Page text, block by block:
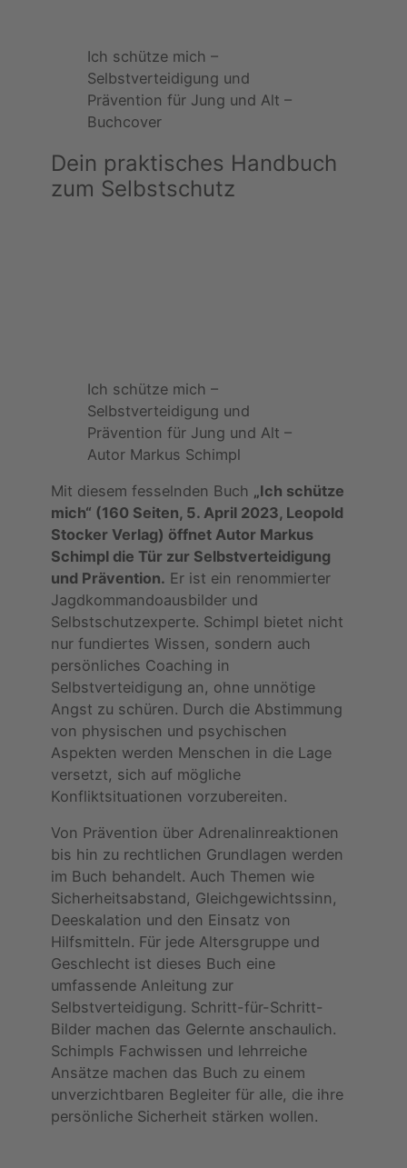
Ich schütze mich –
Selbstverteidigung und
Prävention für Jung und Alt –
Buchcover
Dein praktisches Handbuch
zum Selbstschutz
Ich schütze mich –
Selbstverteidigung und
Prävention für Jung und Alt –
Autor Markus Schimpl
Mit diesem fesselnden Buch „Ich schütze
mich“ (160 Seiten, 5. April 2023, Leopold
Stocker Verlag) öffnet Autor Markus
Schimpl die Tür zur Selbstverteidigung
und Prävention. Er ist ein renommierter
Jagdkommandoausbilder und
Selbstschutzexperte. Schimpl bietet nicht
nur fundiertes Wissen, sondern auch
persönliches Coaching in
Selbstverteidigung an, ohne unnötige
Angst zu schüren. Durch die Abstimmung
von physischen und psychischen
Aspekten werden Menschen in die Lage
versetzt, sich auf mögliche
Konfliktsituationen vorzubereiten.
Von Prävention über Adrenalinreaktionen
bis hin zu rechtlichen Grundlagen werden
im Buch behandelt. Auch Themen wie
Sicherheitsabstand, Gleichgewichtssinn,
Deeskalation und den Einsatz von
Hilfsmitteln. Für jede Altersgruppe und
Geschlecht ist dieses Buch eine
umfassende Anleitung zur
Selbstverteidigung. Schritt-für-Schritt-
Bilder machen das Gelernte anschaulich.
Schimpls Fachwissen und lehrreiche
Ansätze machen das Buch zu einem
unverzichtbaren Begleiter für alle, die ihre
persönliche Sicherheit stärken wollen.